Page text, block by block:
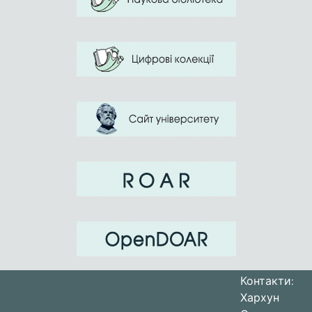
організовану систему саморегуляції.
дослідження оптимізує процес
управління спортивною підготовкою
часу. Результати досліджень
дозволяють створювати моделі
тренувальних уроків, які вибірково
розвитком спеціальної
Контакти:
Хархун